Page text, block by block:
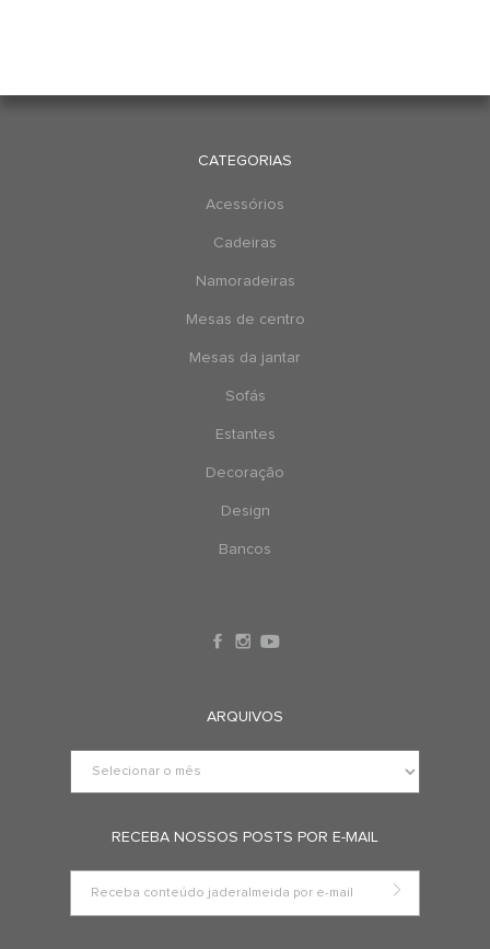
CATEGORIAS
Acessórios
Cadeiras
Namoradeiras
Mesas de centro
Mesas da jantar
Sofás
Estantes
Decoração
Design
Bancos
ARQUIVOS
RECEBA NOSSOS POSTS POR E-MAIL